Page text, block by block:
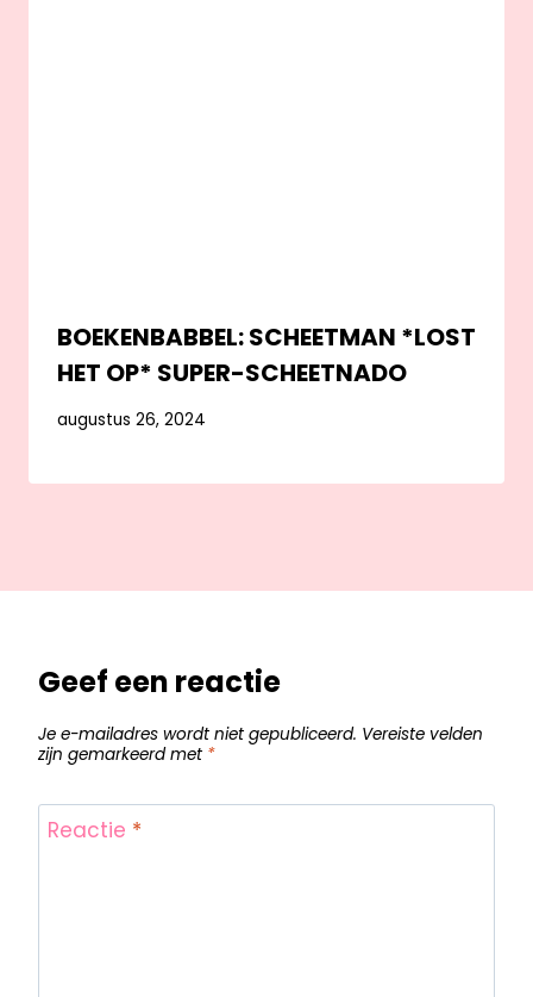
BOEKENBABBEL: SCHEETMAN *LOST
HET OP* SUPER-SCHEETNADO
augustus 26, 2024
Geef een reactie
Je e-mailadres wordt niet gepubliceerd. Vereiste velden
zijn gemarkeerd met *
Reactie *